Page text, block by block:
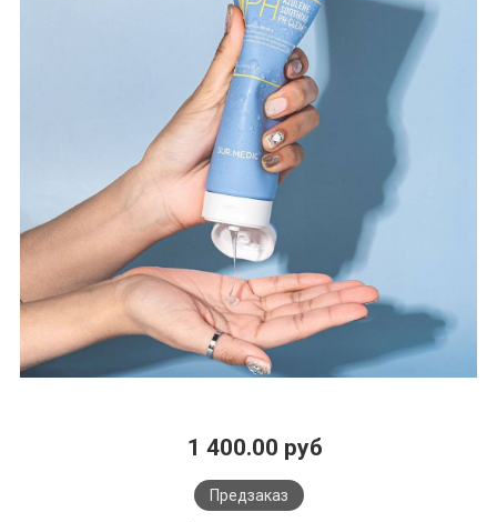
1 400.00 руб
Предзаказ